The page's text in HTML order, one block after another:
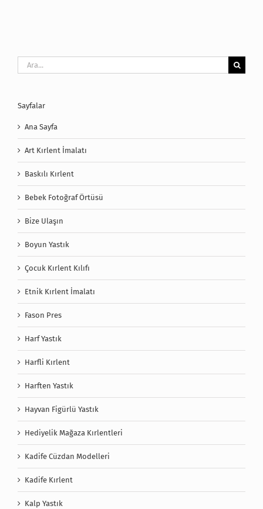
Ara:
Sayfalar
Ana Sayfa
Art Kırlent İmalatı
Baskılı Kırlent
Bebek Fotoğraf Örtüsü
Bize Ulaşın
Boyun Yastık
Çocuk Kırlent Kılıfı
Etnik Kırlent İmalatı
Fason Pres
Harf Yastık
Harfli Kırlent
Harften Yastık
Hayvan Figürlü Yastık
Hediyelik Mağaza Kırlentleri
Kadife Cüzdan Modelleri
Kadife Kırlent
Kalp Yastık